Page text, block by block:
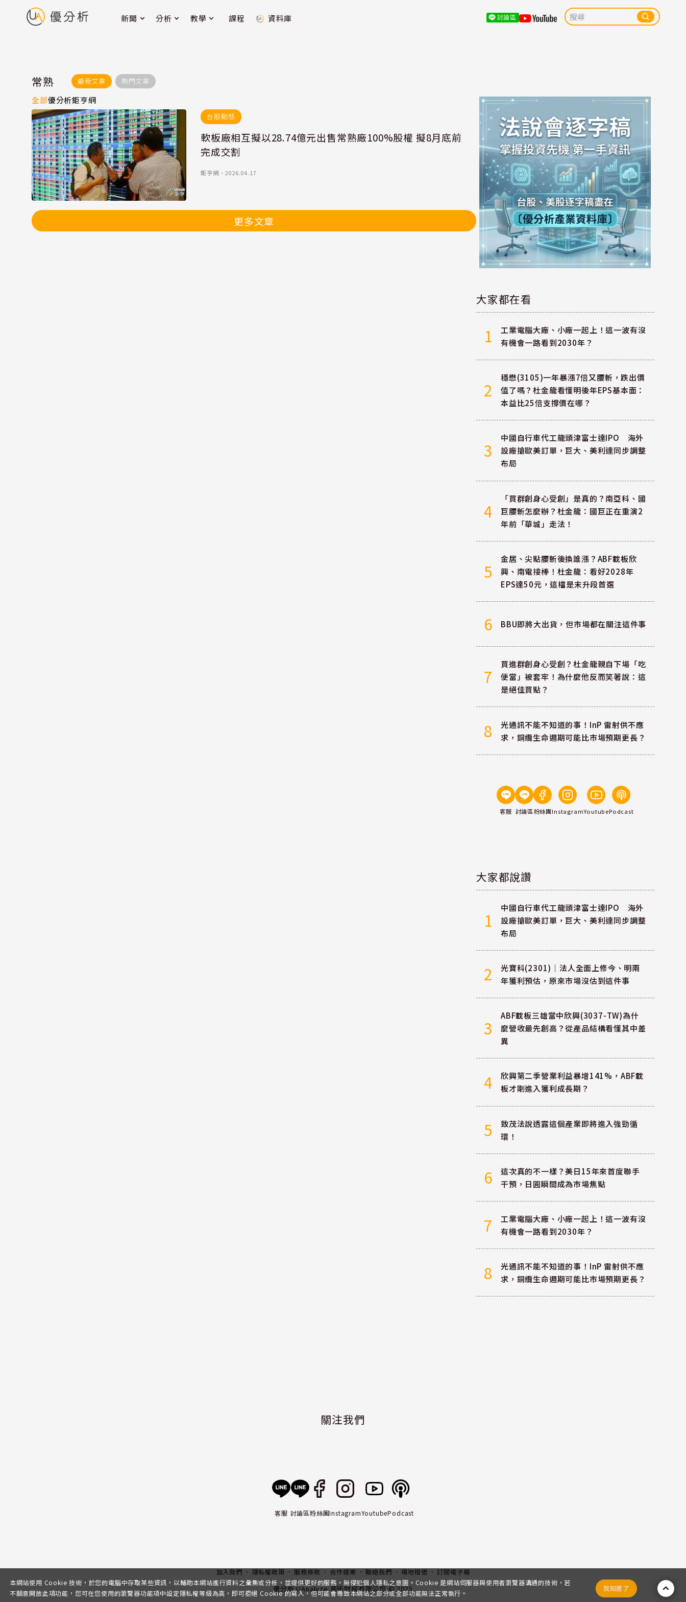
新聞 分析 教學 課程 資料庫 討論區
常熟 最新文章 熱門文章
全部優分析鉅亨網
台股動態
軟板廠相互擬以28.74億元出售常熟廠100%股權 擬8月底前
完成交割
鉅亨網 ． 2026.04.17
更多文章
大家都在看
1
工業電腦大廠、小廠一起上！這一波有沒
有機會一路看到2030年？
2
穩懋(3105)一年暴漲7倍又腰斬，跌出價
值了嗎？杜金龍看懂明後年EPS基本面：
本益比25倍支撐價在哪？
3
中國自行車代工龍頭津富士達IPO 海外
設廠搶歐美訂單，巨大、美利達同步調整
布局
4
「買群創身心受創」是真的？南亞科、國
巨腰斬怎麼辦？杜金龍：國巨正在重演2
年前「華城」走法！
5
金居、尖點腰斬後換誰漲？ABF載板欣
興、南電接棒！杜金龍：看好2028年
EPS達50元，這檔是末升段首選
6 BBU即將大出貨，但市場都在關注這件事
7
買進群創身心受創？杜金龍親自下場「吃
便當」被套牢！為什麼他反而笑著說：這
是絕佳買點？
8
光通訊不能不知道的事！InP 雷射供不應
求，銅纜生命週期可能比市場預期更長？
客服 討論區粉絲團InstagramYoutubePodcast
大家都說讚
1
中國自行車代工龍頭津富士達IPO 海外
設廠搶歐美訂單，巨大、美利達同步調整
布局
2
光寶科(2301)｜法人全面上修今、明兩
年獲利預估，原來市場沒估到這件事
3
ABF載板三雄當中欣興(3037-TW)為什
麼營收最先創高？從產品結構看懂其中差
異
4
欣興第二季營業利益暴增141%，ABF載
板才剛進入獲利成長期？
5
致茂法說透露這個產業即將進入強勁循
環！
6
這次真的不一樣？美日15年來首度聯手
干預，日圓瞬間成為市場焦點
7
工業電腦大廠、小廠一起上！這一波有沒
有機會一路看到2030年？
8
光通訊不能不知道的事！InP 雷射供不應
求，銅纜生命週期可能比市場預期更長？
關注我們
客服 討論區粉絲團InstagramYoutubePodcast
加入我們 隱私權政策 服務條款 合作提案 聯絡我們 場地租借 訂閱電子報
優分析 UAnalyze 商拓財經有限公司 © 2025
本網站使用 Cookie 技術，於您的電腦中存取某些資訊，以輔助本網站進行資料之彙集或分析，並提供更好的服務，無侵犯個人隱私之意圖。Cookie 是網站伺服器與使用者瀏覽器溝通的技術，若
不願意開放此項功能，您可在您使用的瀏覽器功能項中設定隱私權等級為高，即可拒絕 Cookie 的寫入，但可能會導致本網站之部分或全部功能無法正常執行。
我知道了